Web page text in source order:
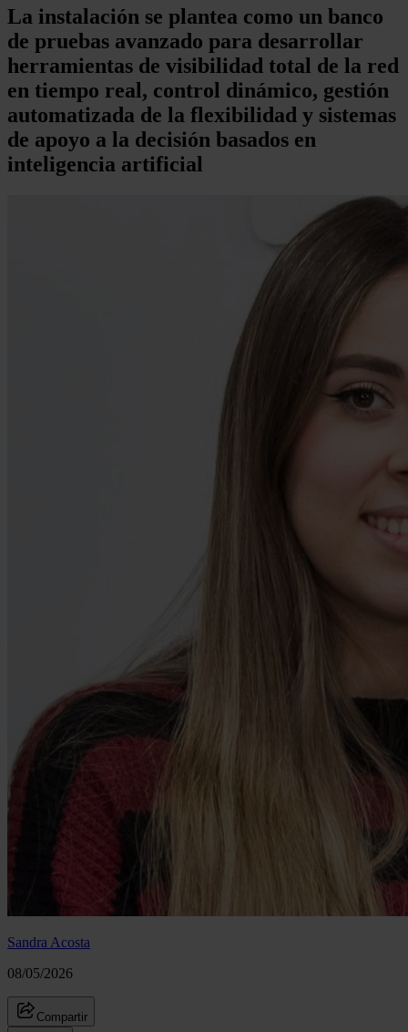
La instalación se plantea como un banco
de pruebas avanzado para desarrollar
herramientas de visibilidad total de la red
en tiempo real, control dinámico, gestión
automatizada de la flexibilidad y sistemas
de apoyo a la decisión basados en
inteligencia artificial
Sandra Acosta
08/05/2026
Compartir